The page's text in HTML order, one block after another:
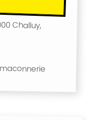
Challuy,